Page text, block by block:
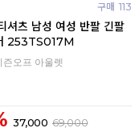
구매 113
셔츠 남성 여성 반팔 긴팔
253TS017M
즌오프 아울렛
37,000 69,000